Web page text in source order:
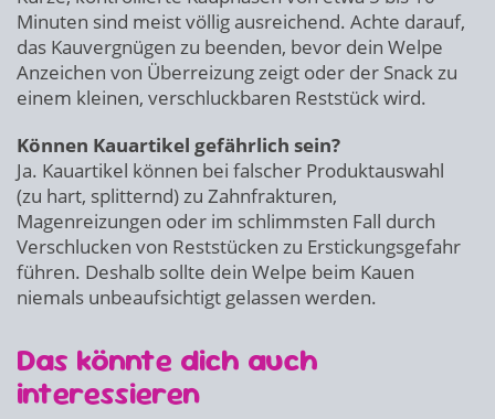
Minuten sind meist völlig ausreichend. Achte darauf,
das Kauvergnügen zu beenden, bevor dein Welpe
Anzeichen von Überreizung zeigt oder der Snack zu
einem kleinen, verschluckbaren Reststück wird.
Können Kauartikel gefährlich sein?
Ja. Kauartikel können bei falscher Produktauswahl
(zu hart, splitternd) zu Zahnfrakturen,
Magenreizungen oder im schlimmsten Fall durch
Verschlucken von Reststücken zu Erstickungsgefahr
führen. Deshalb sollte dein Welpe beim Kauen
niemals unbeaufsichtigt gelassen werden.
Das könnte dich auch
interessieren